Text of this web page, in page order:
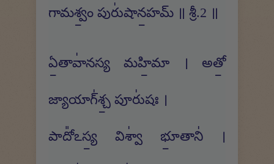
గామశ్వం॒ పురు॑షాన॒హమ్ ॥ శ్రీ.2 ॥
ఏ॒తావా॑నస్య మహి॒మా । అతో॒
జ్యాయాగ్॑శ్చ॒ పూరు॑షః ।
పాదో᳚ఽస్య॒ విశ్వా॑ భూ॒తాని॑ ।